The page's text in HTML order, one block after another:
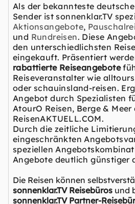
Als der bekannteste
Sender ist sonnenklar.TV
Aktionsangebote,
und Rundreisen. Diese
den unterschiedlichsten
eingekauft. Präsentiert
rabattierte Reiseangebote
Reiseveranstalter wie
oder schauinsland-reisen.
Angebot durch Spezialisten
AtourO Reisen, Berge & Meer
ReisenAKTUELL.COM.
Durch die zeitliche
eingeschränkten
speziellen
Angebote deutlich günstiger
Die Reisen können
sonnenklar.TV Reisebüros und
sonnenklar.TV Partner-